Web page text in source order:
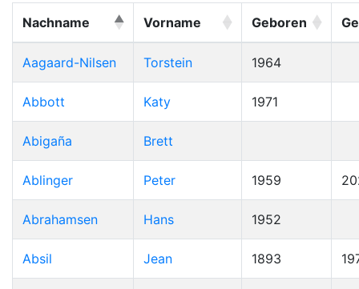
Nachname Vorname Geboren
Aagaard-Nilsen Torstein 1964
Abbott Katy 1971
Abigaña Brett
Ablinger Peter 1959
Abrahamsen Hans 1952
Absil Jean 1893